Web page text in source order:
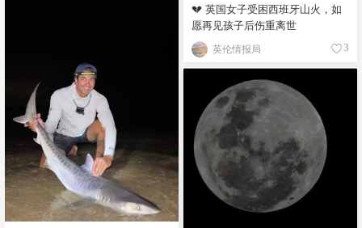
💔 英国女子受困西班牙山火，如
愿再见孩子后伤重离世
英伦情报局 3